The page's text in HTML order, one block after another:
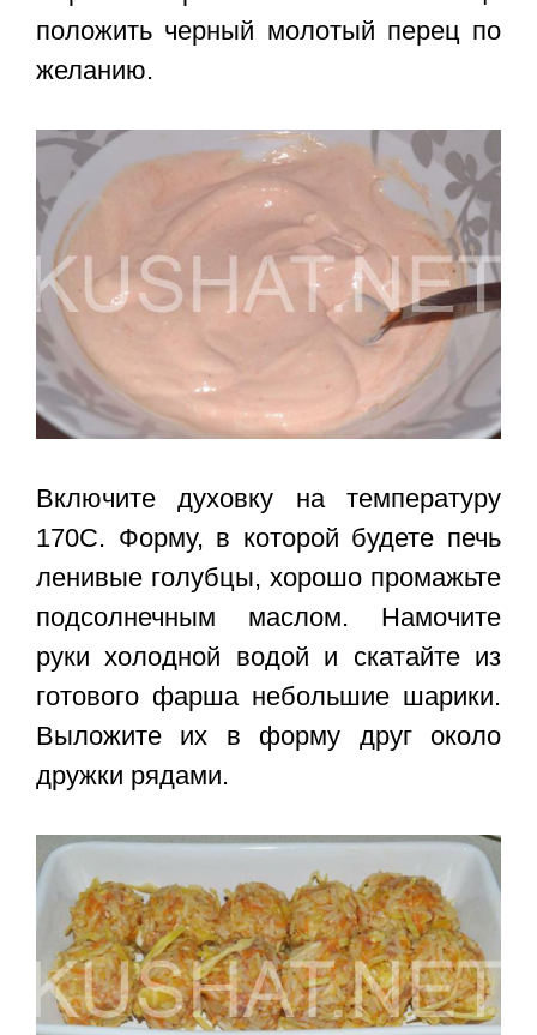
положить черный молотый перец по
желанию.
Включите духовку на температуру
170С. Форму, в которой будете печь
ленивые голубцы, хорошо промажьте
подсолнечным маслом. Намочите
руки холодной водой и скатайте из
готового фарша небольшие шарики.
Выложите их в форму друг около
дружки рядами.